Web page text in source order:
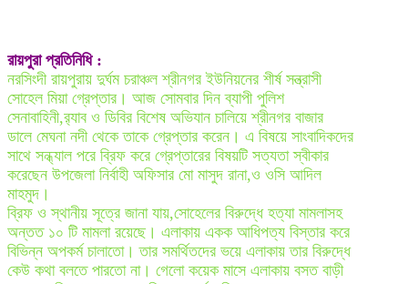
রায়পুরা প্রতিনিধি :
নরসিংদী রায়পুরায় দুর্ঘম চরাঞ্চল শ্রীনগর ইউনিয়নের শীর্ষ সন্ত্রাসী
সোহেল মিয়া গ্রেপ্তার। আজ সোমবার দিন ব্যাপী পুলিশ
সেনাবাহিনী,র‌্যাব ও ডিবির বিশেষ অভিযান চালিয়ে শ্রীনগর বাজার
ডালে মেঘনা নদী থেকে তাকে গ্রেপ্তার করেন। এ বিষয়ে সাংবাদিকদের
সাথে সন্ধ্যাল পরে ব্রিফ করে গ্রেপ্তারের বিষয়টি সত্যতা স্বীকার
করেছেন উপজেলা নির্বাহী অফিসার মো মাসুদ রানা,ও ওসি আদিল
মাহমুদ।
ব্রিফ ও স্থানীয় সূত্রে জানা যায়,সোহেলের বিরুদ্ধে হত্যা মামলাসহ
অন্তত ১০ টি মামলা রয়েছে। এলাকায় একক আধিপত্য বিস্তার করে
বিভিন্ন অপকর্ম চালাতো। তার সমর্থিতদের ভয়ে এলাকায় তার বিরুদ্ধে
কেউ কথা বলতে পারতো না। গেলো কয়েক মাসে এলাকায় বসত বাড়ী